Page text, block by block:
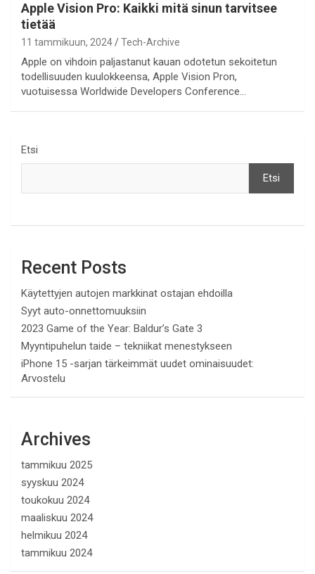
Apple Vision Pro: Kaikki mitä sinun tarvitsee
tietää
11 tammikuun, 2024 Tech-Archive
Apple on vihdoin paljastanut kauan odotetun sekoitetun
todellisuuden kuulokkeensa, Apple Vision Pron,
vuotuisessa Worldwide Developers Conference…
Etsi
Etsi
Recent Posts
Käytettyjen autojen markkinat ostajan ehdoilla
Syyt auto-onnettomuuksiin
2023 Game of the Year: Baldur’s Gate 3
Myyntipuhelun taide – tekniikat menestykseen
iPhone 15 -sarjan tärkeimmät uudet ominaisuudet:
Arvostelu
Archives
tammikuu 2025
syyskuu 2024
toukokuu 2024
maaliskuu 2024
helmikuu 2024
tammikuu 2024